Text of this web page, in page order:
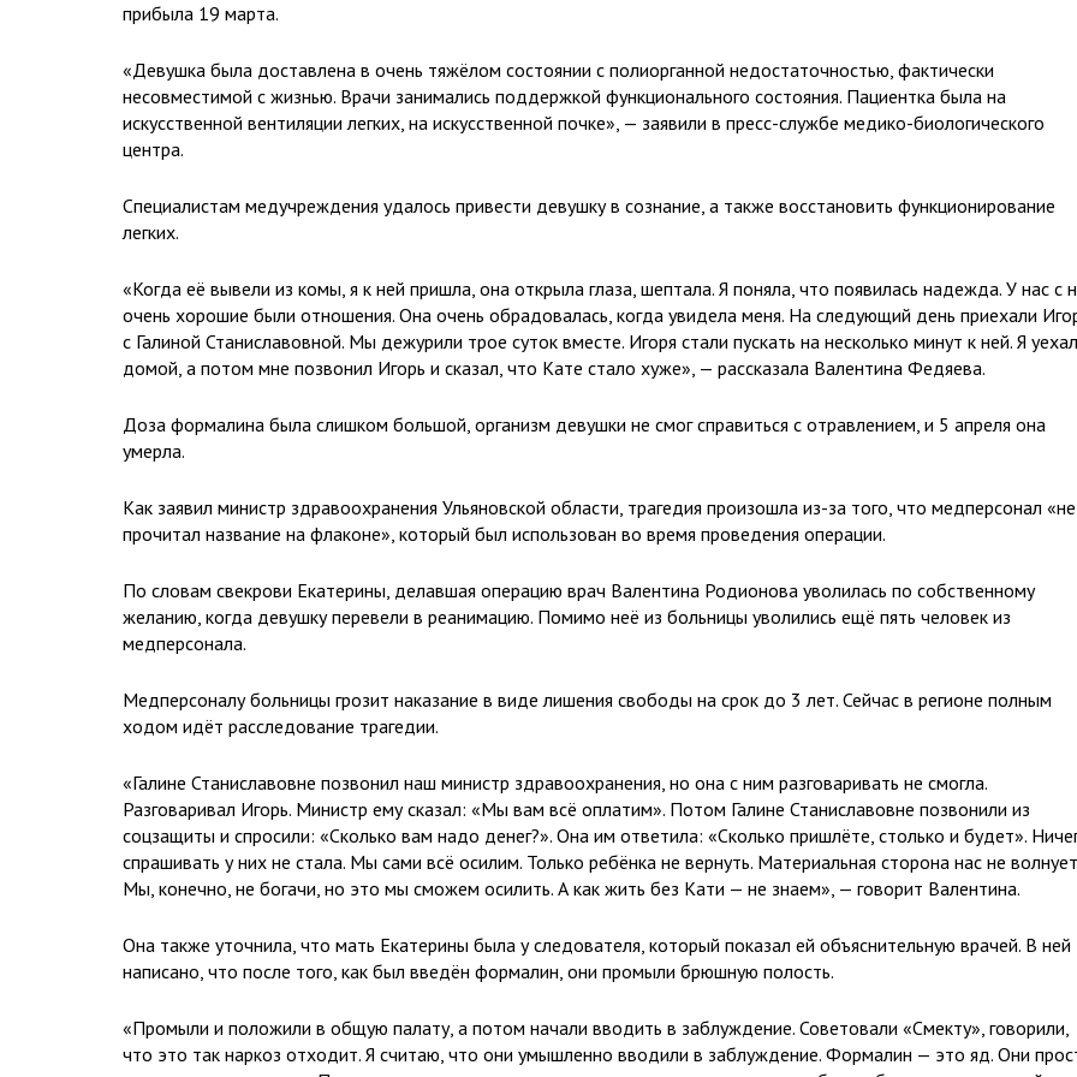
прибыла 19 марта.
«Девушка была доставлена в очень тяжёлом состоянии с полиорганной недостаточностью, фактически
несовместимой с жизнью. Врачи занимались поддержкой функционального состояния. Пациентка была на
искусственной вентиляции легких, на искусственной почке», — заявили в пресс-службе медико-биологического
центра.
Специалистам медучреждения удалось привести девушку в сознание, а также восстановить функционирование
легких.
«Когда её вывели из комы, я к ней пришла, она открыла глаза, шептала. Я поняла, что появилась надежда. У нас с
очень хорошие были отношения. Она очень обрадовалась, когда увидела меня. На следующий день приехали
с Галиной Станиславовной. Мы дежурили трое суток вместе. Игоря стали пускать на несколько минут к ней. Я
домой, а потом мне позвонил Игорь и сказал, что Кате стало хуже», — рассказала Валентина Федяева.
Доза формалина была слишком большой, организм девушки не смог справиться с отравлением, и 5 апреля она
умерла.
Как заявил министр здравоохранения Ульяновской области, трагедия произошла из-за того, что медперсонал «не
прочитал название на флаконе», который был использован во время проведения операции.
По словам свекрови Екатерины, делавшая операцию врач Валентина Родионова уволилась по собственному
желанию, когда девушку перевели в реанимацию. Помимо неё из больницы уволились ещё пять человек из
медперсонала.
Медперсоналу больницы грозит наказание в виде лишения свободы на срок до 3 лет. Сейчас в регионе полным
ходом идёт расследование трагедии.
«Галине Станиславовне позвонил наш министр здравоохранения, но она с ним разговаривать не смогла.
Разговаривал Игорь. Министр ему сказал: «Мы вам всё оплатим». Потом Галине Станиславовне позвонили из
соцзащиты и спросили: «Сколько вам надо денег?». Она им ответила: «Сколько пришлёте, столько и будет».
спрашивать у них не стала. Мы сами всё осилим. Только ребёнка не вернуть. Материальная сторона нас не
Мы, конечно, не богачи, но это мы сможем осилить. А как жить без Кати — не знаем», — говорит Валентина.
Она также уточнила, что мать Екатерины была у следователя, который показал ей объяснительную врачей. В ней
написано, что после того, как был введён формалин, они промыли брюшную полость.
«Промыли и положили в общую палату, а потом начали вводить в заблуждение. Советовали «Смекту», говорили,
что это так наркоз отходит. Я считаю, что они умышленно вводили в заблуждение. Формалин — это яд. Они